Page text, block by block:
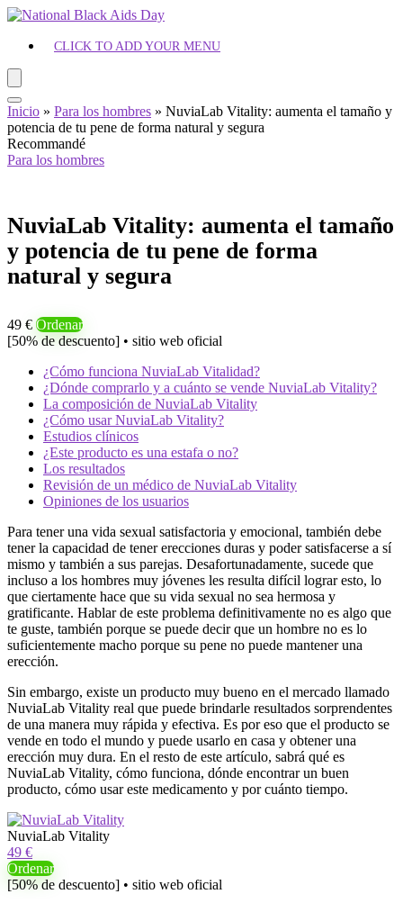
CLICK TO ADD YOUR MENU
Inicio » Para los hombres » NuviaLab Vitality: aumenta el tamaño y
potencia de tu pene de forma natural y segura
Recommandé
Para los hombres
NuviaLab Vitality: aumenta el tamaño
y potencia de tu pene de forma
natural y segura
49 € Ordenar
[50% de descuento] • sitio web oficial
¿Cómo funciona NuviaLab Vitalidad?
¿Dónde comprarlo y a cuánto se vende NuviaLab Vitality?
La composición de NuviaLab Vitality
¿Cómo usar NuviaLab Vitality?
Estudios clínicos
¿Este producto es una estafa o no?
Los resultados
Revisión de un médico de NuviaLab Vitality
Opiniones de los usuarios
Para tener una vida sexual satisfactoria y emocional, también debe
tener la capacidad de tener erecciones duras y poder satisfacerse a sí
mismo y también a sus parejas. Desafortunadamente, sucede que
incluso a los hombres muy jóvenes les resulta difícil lograr esto, lo
que ciertamente hace que su vida sexual no sea hermosa y
gratificante. Hablar de este problema definitivamente no es algo que
te guste, también porque se puede decir que un hombre no es lo
suficientemente macho porque su pene no puede mantener una
erección.
Sin embargo, existe un producto muy bueno en el mercado llamado
NuviaLab Vitality real que puede brindarle resultados sorprendentes
de una manera muy rápida y efectiva. Es por eso que el producto se
vende en todo el mundo y puede usarlo en casa y obtener una
erección muy dura. En el resto de este artículo, sabrá qué es
NuviaLab Vitality, cómo funciona, dónde encontrar un buen
producto, cómo usar este medicamento y por cuánto tiempo.
NuviaLab Vitality
49 €
Ordenar
[50% de descuento] • sitio web oficial